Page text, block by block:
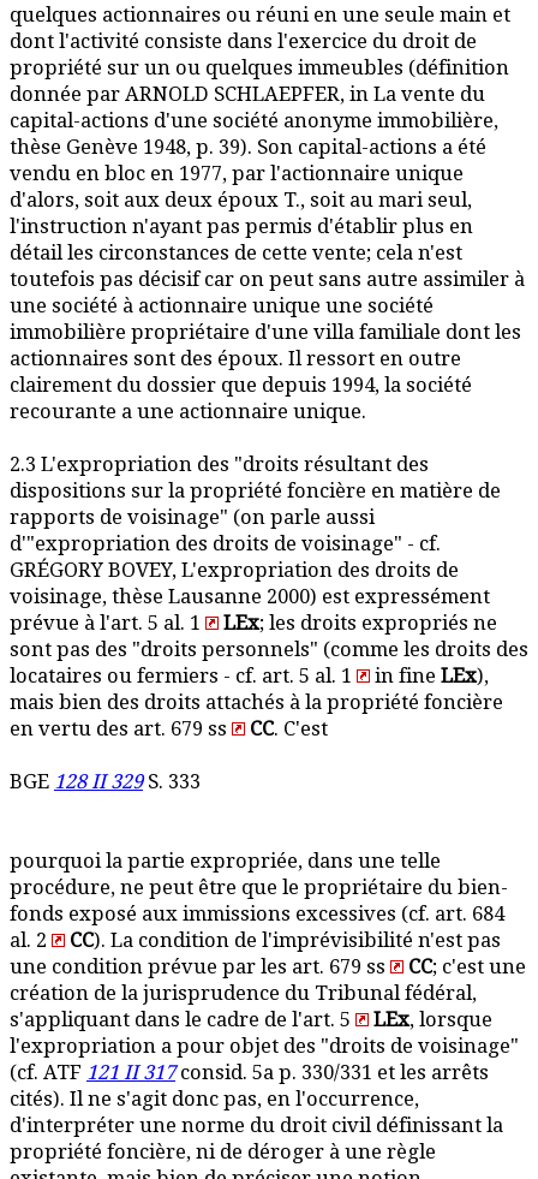
quelques actionnaires ou réuni en une seule main et
dont l'activité consiste dans l'exercice du droit de
propriété sur un ou quelques immeubles (définition
donnée par ARNOLD SCHLAEPFER, in La vente du
capital-actions d'une société anonyme immobilière,
thèse Genève 1948, p. 39). Son capital-actions a été
vendu en bloc en 1977, par l'actionnaire unique
d'alors, soit aux deux époux T., soit au mari seul,
l'instruction n'ayant pas permis d'établir plus en
détail les circonstances de cette vente; cela n'est
toutefois pas décisif car on peut sans autre assimiler à
une société à actionnaire unique une société
immobilière propriétaire d'une villa familiale dont les
actionnaires sont des époux. Il ressort en outre
clairement du dossier que depuis 1994, la société
recourante a une actionnaire unique.
2.3 L'expropriation des "droits résultant des
dispositions sur la propriété foncière en matière de
rapports de voisinage" (on parle aussi
d'"expropriation des droits de voisinage" - cf.
GRÉGORY BOVEY, L'expropriation des droits de
voisinage, thèse Lausanne 2000) est expressément
prévue à l'art. 5 al. 1
LEx; les droits expropriés ne
sont pas des "droits personnels" (comme les droits des
locataires ou fermiers - cf. art. 5 al. 1
in fine LEx),
mais bien des droits attachés à la propriété foncière
en vertu des art. 679 ss
CC. C'est
BGE 128 II 329S. 333
pourquoi la partie expropriée, dans une telle
procédure, ne peut être que le propriétaire du bien-
fonds exposé aux immissions excessives (cf. art. 684
al. 2
CC). La condition de l'imprévisibilité n'est pas
une condition prévue par les art. 679 ss
CC; c'est une
création de la jurisprudence du Tribunal fédéral,
s'appliquant dans le cadre de l'art. 5
LEx, lorsque
l'expropriation a pour objet des "droits de voisinage"
(cf. ATF 121 II 317consid. 5a p. 330/331 et les arrêts
cités). Il ne s'agit donc pas, en l'occurrence,
d'interpréter une norme du droit civil définissant la
propriété foncière, ni de déroger à une règle